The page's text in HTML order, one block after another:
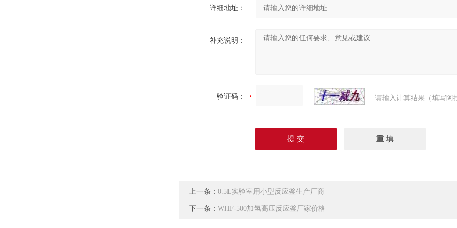
详细地址：
补充说明：
验证码： 请输入计算结果（填写阿
上一条：0.5L实验室用小型反应釜生产厂商
下一条：WHF-500加氢高压反应釜厂家价格